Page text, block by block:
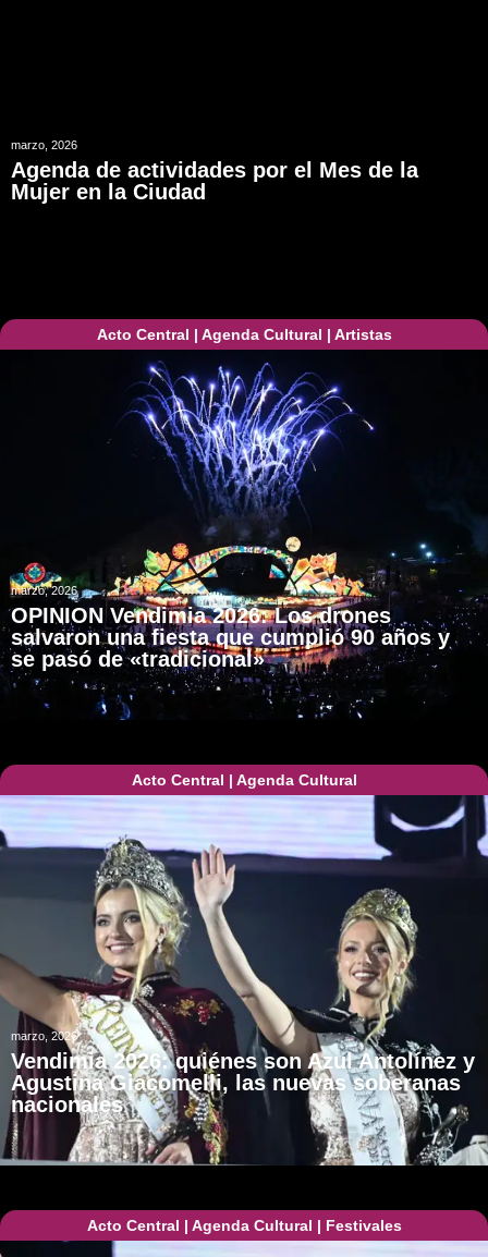
marzo, 2026
Agenda de actividades por el Mes de la
Mujer en la Ciudad
Acto Central | Agenda Cultural | Artistas
marzo, 2026
OPINION Vendimia 2026: Los drones
salvaron una fiesta que cumplió 90 años y
se pasó de «tradicional»
Acto Central | Agenda Cultural
marzo, 2026
Vendimia 2026: quiénes son Azul Antolínez y
Agustina Giacomelli, las nuevas soberanas
nacionales
Acto Central | Agenda Cultural | Festivales